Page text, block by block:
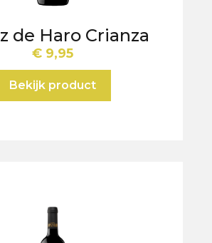
de Haro Crianza
€ 9,95
Bekijk product